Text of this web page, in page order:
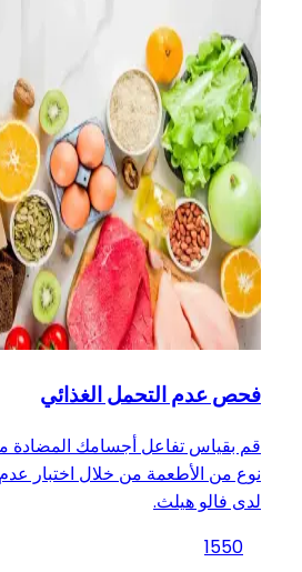
فحص عدم التحمل الغذائي
نوع من الأطعمة من خلال اختبار
لدى فالو هيلث.
1550